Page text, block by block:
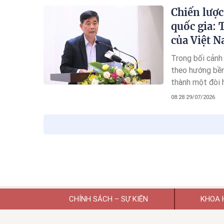
Chiến
quốc gia:
của Việt
Trong bối
theo hướng
thành một đòi
pháp chiến
toàn diện qua
của nông dân
đổi khí hậu
08:28 29/07/2026
CHÍNH SÁCH – SỰ KIỆN KHOA